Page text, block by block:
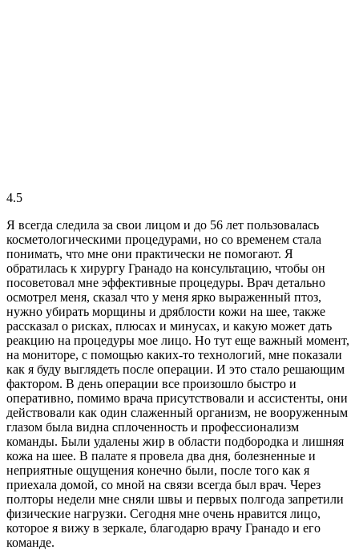
4.5
Я всегда следила за свои лицом и до 56 лет пользовалась
косметологическими процедурами, но со временем стала
понимать, что мне они практически не помогают. Я
обратилась к хирургу Гранадо на консультацию, чтобы он
посоветовал мне эффективные процедуры. Врач детально
осмотрел меня, сказал что у меня ярко выраженный птоз,
нужно убирать морщины и дряблости кожи на шее, также
рассказал о рисках, плюсах и минусах, и какую может дать
реакцию на процедуры мое лицо. Но тут еще важный момент,
на мониторе, с помощью каких-то технологий, мне показали
как я буду выглядеть после операции. И это стало решающим
фактором. В день операции все произошло быстро и
оперативно, помимо врача присутствовали и ассистенты, они
действовали как один слаженный организм, не вооруженным
глазом была видна сплоченность и профессионализм
команды. Были удалены жир в области подбородка и лишняя
кожа на шее. В палате я провела два дня, болезненные и
неприятные ощущения конечно были, после того как я
приехала домой, со мной на связи всегда был врач. Через
полторы недели мне сняли швы и первых полгода запретили
физические нагрузки. Сегодня мне очень нравится лицо,
которое я вижу в зеркале, благодарю врачу Гранадо и его
команде.